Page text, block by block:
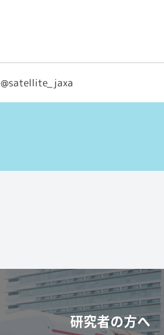
@satellite_jaxa
研究者の方へ